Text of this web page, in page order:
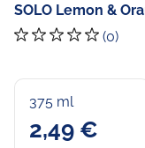
SOLO Lemon &
(0)
375 ml
2,49 €